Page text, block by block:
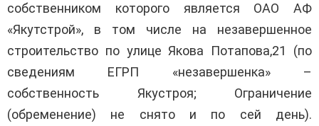
собственником которого является ОАО АФ
«Якутстрой», в том числе на незавершенное
строительство по улице Якова Потапова,21 (по
сведениям ЕГРП «незавершенка» –
собственность Якустроя; Ограничение
(обременение) не снято и по сей день).